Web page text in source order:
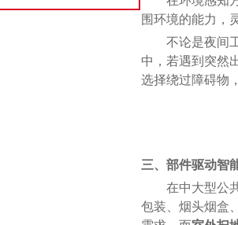
围环境的能力，
不论是夜间
中，若遇到突然
选择绕过障碍物
三、 部件驱动智
在中大型公
包装、烟头烟盒